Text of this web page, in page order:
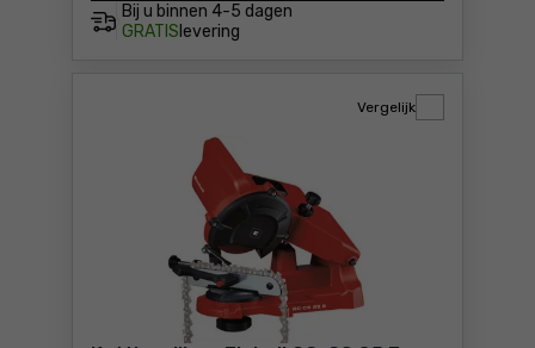
Bij u binnen 4-5 dagen
GRATIS levering
Vergelijk